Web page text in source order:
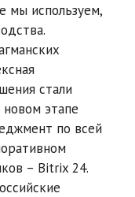
мы используем,
стали
этапе
по всей
– Bitrix 24.